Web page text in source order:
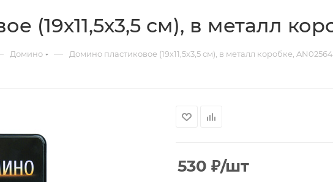
(19х11,5х3,5 см), в металл
Домино — Домино пластиковое (19х11,5х3,5 см), в металл коробке, AN02564
530 ₽/шт